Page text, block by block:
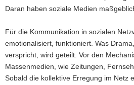
Daran haben soziale Medien
Für die Kommunikation in sozialen
emotionalisiert, funktioniert. Was
verspricht, wird geteilt. Vor den
Massenmedien, wie Zeitungen,
Sobald die kollektive Erregung im Netz